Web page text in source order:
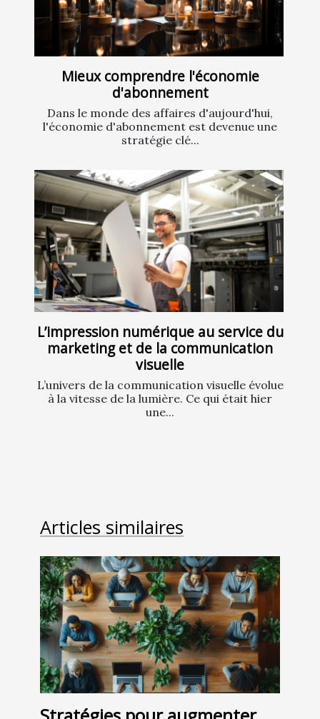
Mieux comprendre l'économie
d'abonnement
Dans le monde des affaires d'aujourd'hui,
l'économie d'abonnement est devenue une
stratégie clé...
L’impression numérique au service du
marketing et de la communication
visuelle
L’univers de la communication visuelle évolue
à la vitesse de la lumière. Ce qui était hier
une...
Articles similaires